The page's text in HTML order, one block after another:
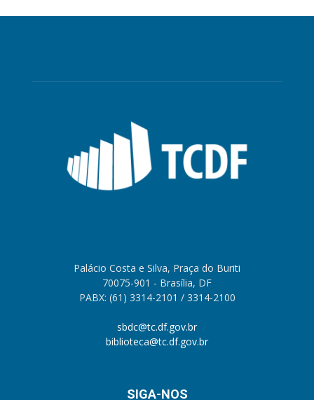
Palácio Costa e Silva, Praça do Buriti
70075-901 - Brasília, DF
PABX: (61) 3314-2101 / 3314-2100
sbdc@tc.df.gov.br
biblioteca@tc.df.gov.br
SIGA-NOS